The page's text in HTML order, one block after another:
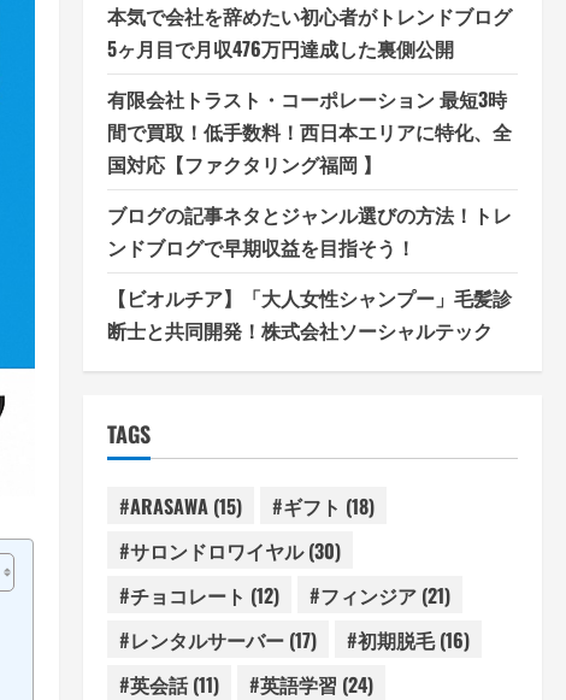
本気で会社を辞めたい初心者がトレンドブログ
5ヶ月目で月収476万円達成した裏側公開
有限会社トラスト・コーポレーション 最短3時
間で買取！低手数料！西日本エリアに特化、全
国対応【ファクタリング福岡 】
ブログの記事ネタとジャンル選びの方法！トレ
ンドブログで早期収益を目指そう！
【ビオルチア】「大人女性シャンプー」毛髪診
断士と共同開発！株式会社ソーシャルテック
TAGS
#ARASAWA(15) #ギフト (18)
#サロンドロワイヤル(30)
#チョコレート (12) #フィンジア(21)
#レンタルサーバー(17) #初期脱毛(16)
#英会話(11) #英語学習 (24)